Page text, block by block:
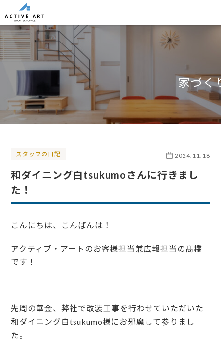
家づく
スタッフの日記 2024.11.18
和ダイニング白tsukumoさんに行きまし
た！
こんにちは、こんばんは！
アクティブ・アートのお客様担当兼広報担当の髙橋
です！
先周の華金、弊社で改装工事を行わせていただいた
和ダイニング白tsukumo様にお邪魔して参りまし
た。